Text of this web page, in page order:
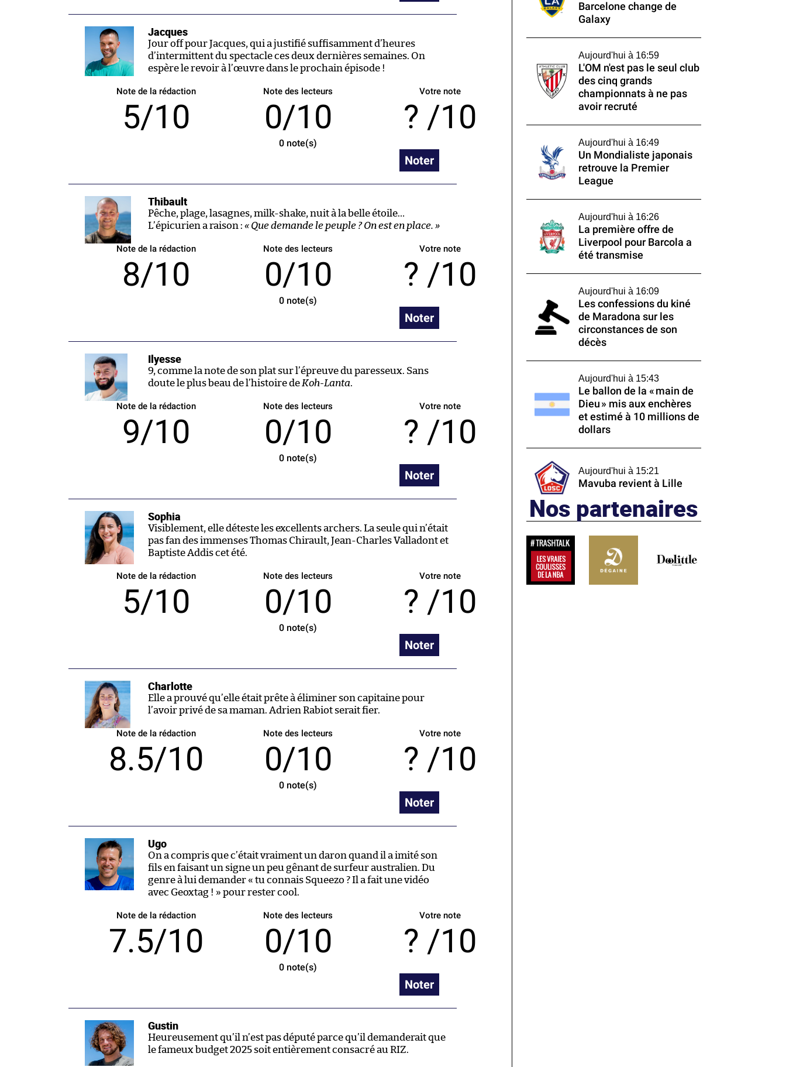
Jacques
Jour off pour Jacques, qui a justifié suffisamment d’heures
d’intermittent du spectacle ces deux dernières semaines. On
espère le revoir à l’œuvre dans le prochain épisode !
Note de la rédaction
5/10
Note des lecteurs
0/10
0 note(s)
Votre note
/10
Noter
Thibault
Pêche, plage, lasagnes, milk-shake, nuit à la belle étoile…
L’épicurien a raison : « Que demande le peuple ? On est en place. »
Note de la rédaction
8/10
Note des lecteurs
0/10
0 note(s)
Votre note
/10
Noter
Ilyesse
9, comme la note de son plat sur l’épreuve du paresseux. Sans
doute le plus beau de l’histoire de Koh-Lanta.
Note de la rédaction
9/10
Note des lecteurs
0/10
0 note(s)
Votre note
/10
Noter
Sophia
Visiblement, elle déteste les excellents archers. La seule qui n’était
pas fan des immenses Thomas Chirault, Jean-Charles Valladont et
Baptiste Addis cet été.
Note de la rédaction
5/10
Note des lecteurs
0/10
0 note(s)
Votre note
/10
Noter
Charlotte
Elle a prouvé qu’elle était prête à éliminer son capitaine pour
l’avoir privé de sa maman. Adrien Rabiot serait fier.
Note de la rédaction
8.5/10
Note des lecteurs
0/10
0 note(s)
Votre note
/10
Noter
Ugo
On a compris que c’était vraiment un daron quand il a imité son
fils en faisant un signe un peu gênant de surfeur australien. Du
genre à lui demander « tu connais Squeezo ? Il a fait une vidéo
avec Geoxtag ! » pour rester cool.
Note de la rédaction
7.5/10
Note des lecteurs
0/10
0 note(s)
Votre note
/10
Noter
Gustin
Heureusement qu’il n’est pas député parce qu’il demanderait que
le fameux budget 2025 soit entièrement consacré au RIZ.
Barcelone change de
Galaxy
Aujourd'hui à 16:59
L'OM n'est pas le seul club
des cinq grands
championnats à ne pas
avoir recruté
Aujourd'hui à 16:49
Un Mondialiste japonais
retrouve la Premier
League
Aujourd'hui à 16:26
La première offre de
Liverpool pour Barcola a
été transmise
Aujourd'hui à 16:09
Les confessions du kiné
de Maradona sur les
circonstances de son
décès
Aujourd'hui à 15:43
Le ballon de la « main de
Dieu » mis aux enchères
et estimé à 10 millions de
dollars
Aujourd'hui à 15:21
Mavuba revient à Lille
Nos partenaires